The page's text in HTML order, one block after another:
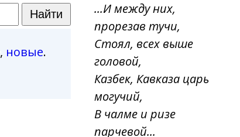
, новые.
...И между них,
прорезав тучи,
Стоял, всех выше
головой,
Казбек, Кавказа царь
могучий,
В чалме и ризе
парчевой...